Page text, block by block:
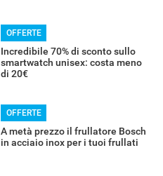
OFFERTE
Incredibile 70% di sconto sullo
smartwatch unisex: costa meno
di 20€
OFFERTE
A metà prezzo il frullatore Bosch
in acciaio inox per i tuoi frullati